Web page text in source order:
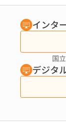
インタ
国
デジタ